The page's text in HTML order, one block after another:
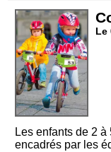
Le
Les enfants de 2 à
encadrés par les